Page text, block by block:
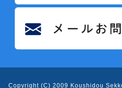
Copyright (C) 2009 Koushidou